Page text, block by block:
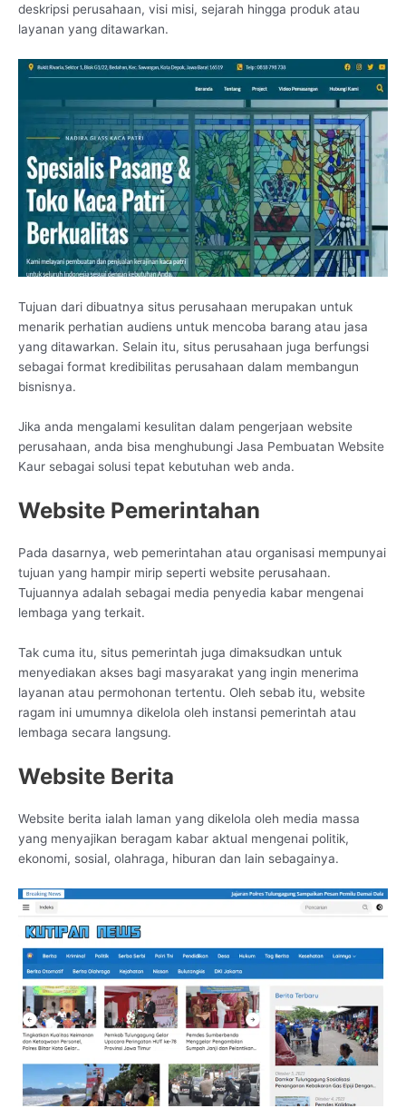
deskripsi perusahaan, visi misi, sejarah hingga produk atau
layanan yang ditawarkan.
Tujuan dari dibuatnya situs perusahaan merupakan untuk
menarik perhatian audiens untuk mencoba barang atau jasa
yang ditawarkan. Selain itu, situs perusahaan juga berfungsi
sebagai format kredibilitas perusahaan dalam membangun
bisnisnya.
Jika anda mengalami kesulitan dalam pengerjaan website
perusahaan, anda bisa menghubungi Jasa Pembuatan Website
Kaur sebagai solusi tepat kebutuhan web anda.
Website Pemerintahan
Pada dasarnya, web pemerintahan atau organisasi mempunyai
tujuan yang hampir mirip seperti website perusahaan.
Tujuannya adalah sebagai media penyedia kabar mengenai
lembaga yang terkait.
Tak cuma itu, situs pemerintah juga dimaksudkan untuk
menyediakan akses bagi masyarakat yang ingin menerima
layanan atau permohonan tertentu. Oleh sebab itu, website
ragam ini umumnya dikelola oleh instansi pemerintah atau
lembaga secara langsung.
Website Berita
Website berita ialah laman yang dikelola oleh media massa
yang menyajikan beragam kabar aktual mengenai politik,
ekonomi, sosial, olahraga, hiburan dan lain sebagainya.